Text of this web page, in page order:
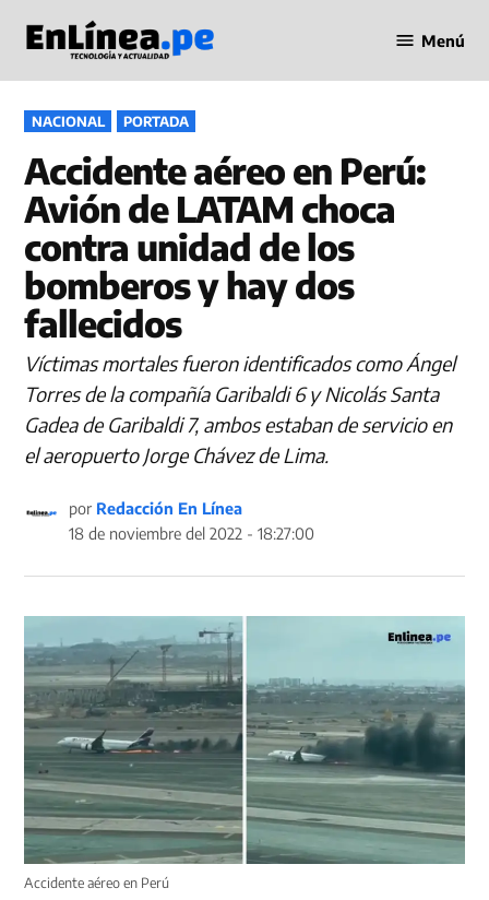
contenido
en Línea
Menú
PUBLICADO
EN
NACIONAL PORTADA
Accidente aéreo en Perú:
Avión de LATAM choca
contra unidad de los
bomberos y hay dos
fallecidos
Víctimas mortales fueron identificados como Ángel
Torres de la compañía Garibaldi 6 y Nicolás Santa
Gadea de Garibaldi 7, ambos estaban de servicio en
el aeropuerto Jorge Chávez de Lima.
por Redacción En Línea
18 de noviembre del 2022 - 18:27:00
Accidente aéreo en Perú